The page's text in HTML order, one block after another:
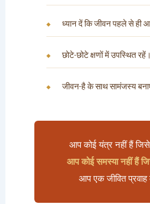
ध्यान दें कि जीवन पहले से ही
छोटे-छोटे क्षणों में उपस्थित रहें।
जीवन-है के साथ सामंजस्य
आप कोई यंत्र नहीं हैं
आप कोई समस्या नहीं हैं
आप एक जीवित प्रवाह